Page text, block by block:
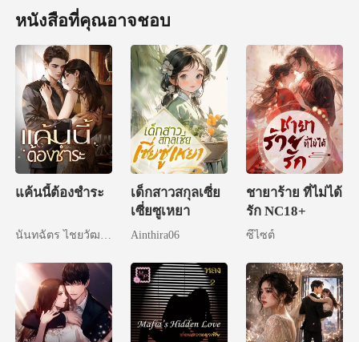
หนังสือที่คุณอาจชอบ
แค้นนี้ต้องชำระ
เด็กสาวสกุลเซี่ย
เซี่ยซูเหยา
Ainthira06
ชายาร้าย ที่ไม่ได้
รัก NC18+
ซีไซต์